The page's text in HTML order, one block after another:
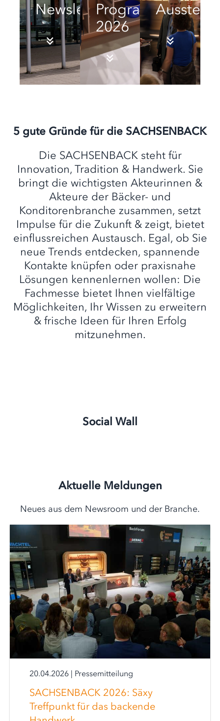
NewsletterProgramm
2026
5 gute Gründe für die SACHSENBACK
Die SACHSENBACK steht für
Innovation, Tradition & Handwerk. Sie
bringt die wichtigsten Akteurinnen &
Akteure der Bäcker- und
Konditorenbranche zusammen, setzt
Impulse für die Zukunft & zeigt, bietet
einflussreichen Austausch. Egal, ob Sie
neue Trends entdecken, spannende
Kontakte knüpfen oder praxisnahe
Lösungen kennenlernen wollen: Die
Fachmesse bietet Ihnen vielfältige
Möglichkeiten, Ihr Wissen zu erweitern
& frische Ideen für Ihren Erfolg
mitzunehmen.
Social Wall
Aktuelle Meldungen
Neues aus dem Newsroom und der Branche.
20.04.2026 | Pressemitteilung
SACHSENBACK 2026: Säxy
Treffpunkt für das backende